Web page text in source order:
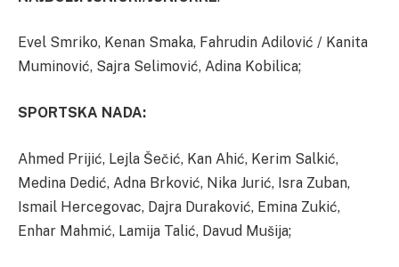
Evel Smriko, Kenan Smaka, Fahrudin Adilović / Kanita
Muminović, Sajra Selimović, Adina Kobilica;
SPORTSKA NADA:
Ahmed Prijić, Lejla Šečić, Kan Ahić, Kerim Salkić,
Medina Dedić, Adna Brković, Nika Jurić, Isra Zuban,
Ismail Hercegovac, Dajra Duraković, Emina Zukić,
Enhar Mahmić, Lamija Talić, Davud Mušija;